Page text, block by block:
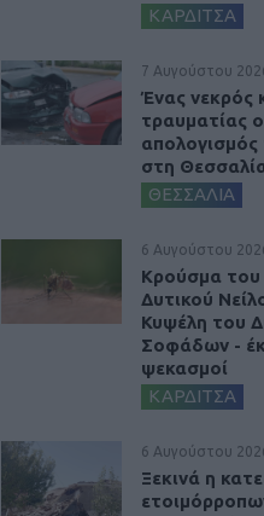
ΚΑΡΔΙΤΣΑ
7 Αυγούστου
Ένας νεκρός
τραυματίας ο
στη
ΘΕΣΣΑΛΙΑ
6 Αυγούστου
Κρούσμα του
Δυτικού
Κυψέλη του
Σοφάδων -
ψεκασμοί
ΚΑΡΔΙΤΣΑ
6 Αυγούστου
Ξεκινά η